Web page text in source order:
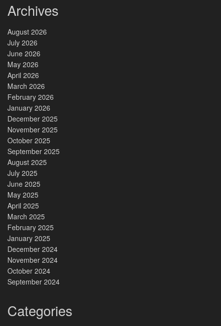
Archives
August 2026
July 2026
June 2026
May 2026
April 2026
March 2026
February 2026
January 2026
December 2025
November 2025
October 2025
September 2025
August 2025
July 2025
June 2025
May 2025
April 2025
March 2025
February 2025
January 2025
December 2024
November 2024
October 2024
September 2024
Categories